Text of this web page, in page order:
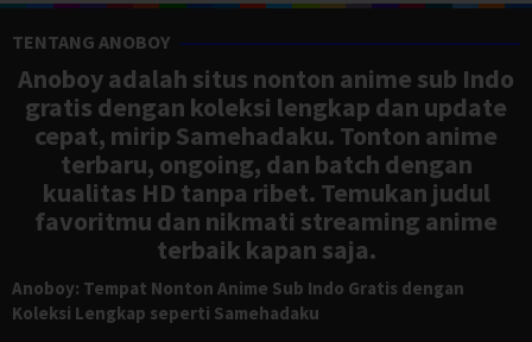
TENTANG ANOBOY
Anoboy adalah situs nonton anime sub Indo
gratis dengan koleksi lengkap dan update
cepat, mirip Samehadaku. Tonton anime
terbaru, ongoing, dan batch dengan
kualitas HD tanpa ribet. Temukan judul
favoritmu dan nikmati streaming anime
terbaik kapan saja.
Anoboy: Tempat Nonton Anime Sub Indo Gratis dengan
Koleksi Lengkap seperti Samehadaku